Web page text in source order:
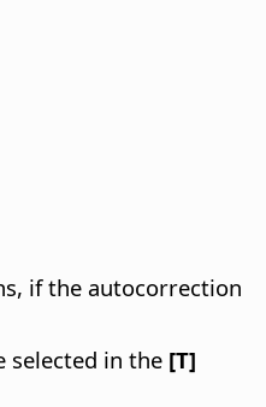
if the autocorrection
selected in the [T]